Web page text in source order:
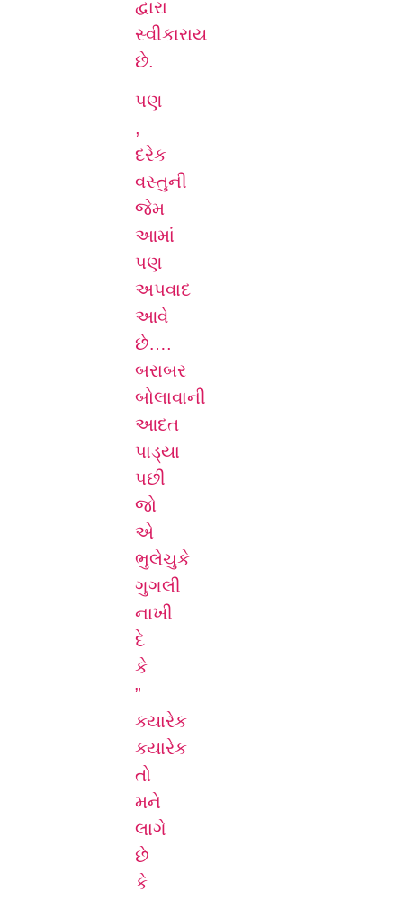
દ્વારા
સ્વીકારાય
છે.
પણ
,
દરેક
વસ્તુની
જેમ
આમાં
પણ
અપવાદ
આવે
છે….
બરાબર
બોલાવાની
આદત
પાડ્યા
પછી
જો
એ
ભુલેચુકે
ગુગલી
નાખી
દે
કે
”
ક્યારેક
ક્યારેક
તો
મને
લાગે
છે
કે